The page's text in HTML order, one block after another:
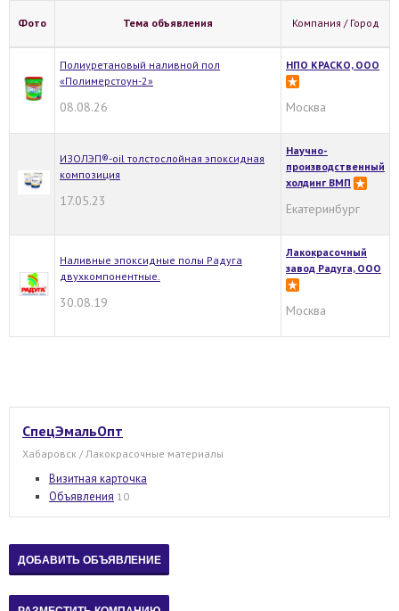
Фото Тема объявления Компания / Город
Полиуретановый наливной пол
«Полимерстоун-2»
08.08.26
НПО КРАСКО, ООО
Москва
ИЗОЛЭП®-oil толстослойная эпоксидная
композиция
17.05.23
Научно-
производственный
холдинг ВМП
Екатеринбург
Наливные эпоксидные полы Радуга
двухкомпонентные.
30.08.19
Лакокрасочный
завод Радуга, ООО
Москва
СпецЭмальОпт
Хабаровск / Лакокрасочные материалы
Визитная карточка
Объявления 10